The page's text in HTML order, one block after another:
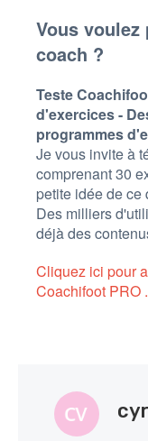
Vous
coach ?
Teste
d'exercices -
programmes
Je vous invite à
comprenant 30
petite idée de ce
Des milliers
déjà des
Cliquez ici pour
Coachifoot PRO .